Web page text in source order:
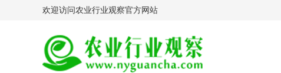
欢迎访问农业行业观察官方网站